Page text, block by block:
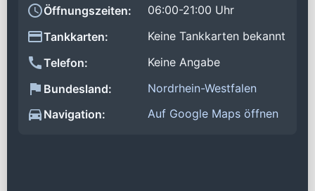
Öffnungszeiten:
06:00-21:00 Uhr
Tankkarten:
Keine Tankkarten bekannt
Telefon:
Keine Angabe
Bundesland:
Nordrhein-Westfalen
Navigation:
Auf Google Maps öffnen